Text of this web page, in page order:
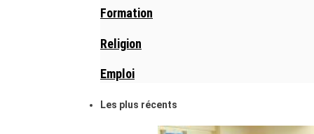
Formation
Religion
Emploi
Les plus récents